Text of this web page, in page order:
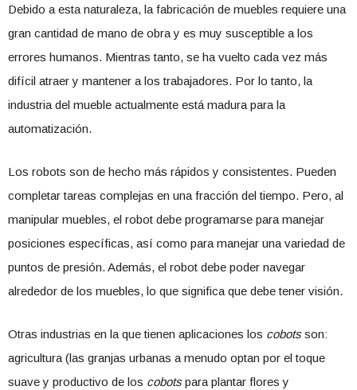
Debido a esta naturaleza, la fabricación de muebles requiere una
gran cantidad de mano de obra y es muy susceptible a los
errores humanos. Mientras tanto, se ha vuelto cada vez más
difícil atraer y mantener a los trabajadores. Por lo tanto, la
industria del mueble actualmente está madura para la
automatización.
Los robots son de hecho más rápidos y consistentes. Pueden
completar tareas complejas en una fracción del tiempo. Pero, al
manipular muebles, el robot debe programarse para manejar
posiciones específicas, así como para manejar una variedad de
puntos de presión. Además, el robot debe poder navegar
alrededor de los muebles, lo que significa que debe tener visión.
Otras industrias en la que tienen aplicaciones los cobotsson:
agricultura (las granjas urbanas a menudo optan por el toque
suave y productivo de los cobotspara plantar flores y